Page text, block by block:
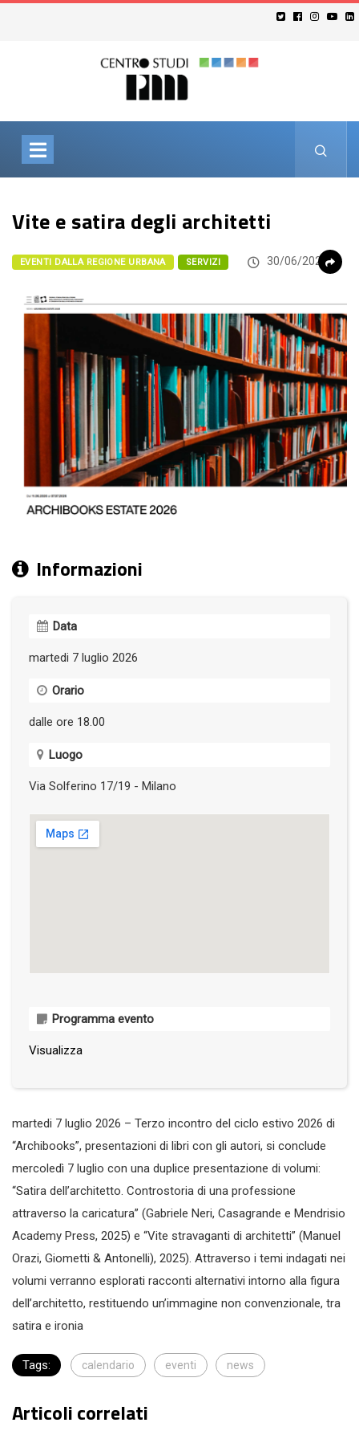
Vite e satira degli architetti
EVENTI DALLA REGIONE URBANA SERVIZI 30/06/2026
Informazioni
Data
martedi 7 luglio 2026
Orario
dalle ore 18.00
Luogo
Via Solferino 17/19 - Milano
Programma evento
Visualizza
martedi 7 luglio 2026 – Terzo incontro del ciclo estivo 2026 di
“Archibooks”, presentazioni di libri con gli autori, si conclude
mercoledì 7 luglio con una duplice presentazione di volumi:
“Satira dell’architetto. Controstoria di una professione
attraverso la caricatura” (Gabriele Neri, Casagrande e Mendrisio
Academy Press, 2025) e “Vite stravaganti di architetti” (Manuel
Orazi, Giometti & Antonelli), 2025). Attraverso i temi indagati nei
volumi verranno esplorati racconti alternativi intorno alla figura
dell’architetto, restituendo un’immagine non convenzionale, tra
satira e ironia
Tags: calendario eventi news
Articoli correlati